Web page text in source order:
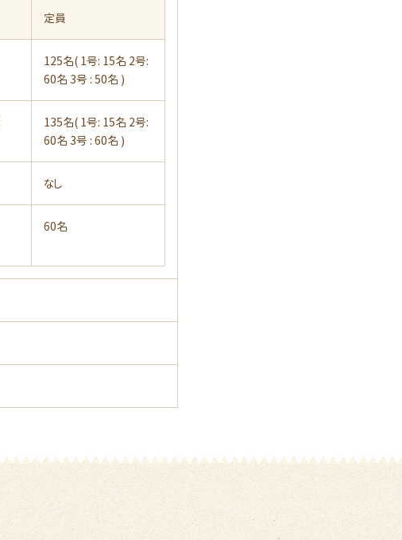
定員
125名( 1号: 15名 2号:
60名 3号 : 50名 )
135名( 1号: 15名 2号:
60名 3号 : 60名 )
なし
60名